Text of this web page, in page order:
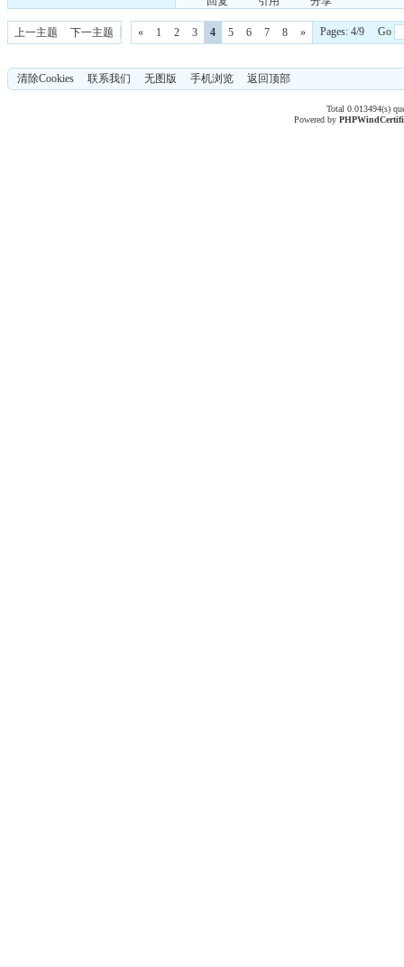
上一主题 下一主题 « 1 2 3 4 5 6 7 8 » Pages: 4/9 Go
清除Cookies 联系我们 无图版 手机浏览 返回顶部
Total 0.013494(s)
Powered byPHPWind